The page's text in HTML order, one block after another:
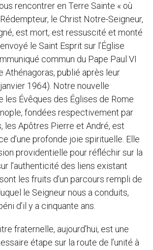
rencontrer en Terre Sainte « où
le Christ Notre-Seigneur,
est mort, est ressuscité et monté
le Saint Esprit sur l’Église
commun du Pape Paul VI
Athénagoras, publié après leur
1964). Notre nouvelle
les Évêques des Églises de Rome
fondées respectivement par
les Apôtres Pierre et André, est
d’une profonde joie spirituelle. Elle
providentielle pour réfléchir sur la
l’authenticité des liens existant
les fruits d’un parcours rempli de
le Seigneur nous a conduits,
d’il y a cinquante ans.
fraternelle, aujourd’hui, est une
étape sur la route de l’unité à